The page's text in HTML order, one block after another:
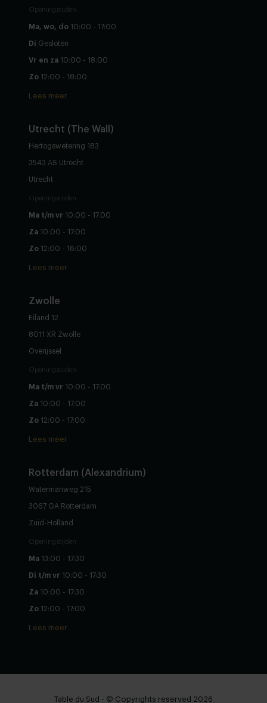
Openingstijden
Ma, wo, do 10:00 - 17:00
Di Gesloten
Vr en za 10:00 - 18:00
Zo 12:00 - 18:00
Lees meer
Utrecht (The Wall)
Hertogswetering 183
3543 AS Utrecht
Utrecht
Openingstijden
Ma t/m vr 10:00 - 17:00
Za 10:00 - 17:00
Zo 12:00 - 16:00
Lees meer
Zwolle
Eiland 12
8011 XR Zwolle
Overijssel
Openingstijden
Ma t/m vr 10:00 - 17:00
Za 10:00 - 17:00
Zo 12:00 - 17:00
Lees meer
Rotterdam (Alexandrium)
Watermanweg 215
3067 GA Rotterdam
Zuid-Holland
Openingstijden
Ma 13:00 - 17:30
Di t/m vr 10:00 - 17:30
Za 10:00 - 17:30
Zo 12:00 - 17:00
Lees meer
Table du Sud - © Copyrights reserved 2026